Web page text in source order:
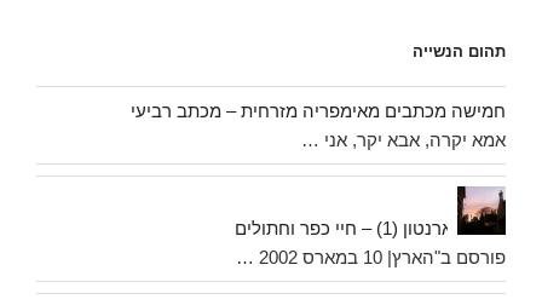
תהום הנשייה
חמישה מכתבים מאימפריה מזרחית – מכתב רביעי
אמא יקרה, אבא יקר, אני …
יארנטון (1) – חיי כפר וחתולים
פורסם ב"הארץ| 10 במארס 2002 …